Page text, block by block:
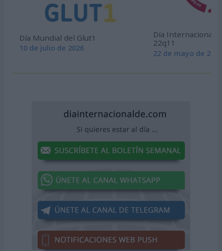
Día Mundial del Glut1
10 de julio de 2026
Día Internacional
22q11
22 de mayo de 2026